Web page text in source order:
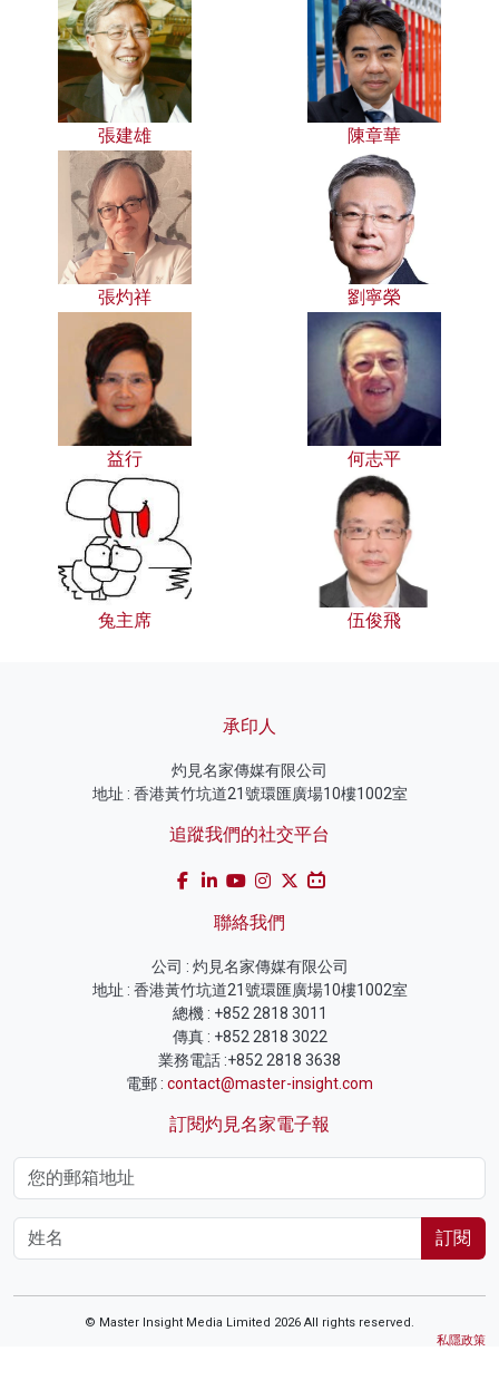
張建雄 陳章華
張灼祥 劉寧榮
益行 何志平
兔主席 伍俊飛
承印人
灼見名家傳媒有限公司
地址 : 香港黃竹坑道21號環匯廣場10樓1002室
追蹤我們的社交平台
聯絡我們
公司 : 灼見名家傳媒有限公司
地址 : 香港黃竹坑道21號環匯廣場10樓1002室
總機 : +852 2818 3011
傳真 : +852 2818 3022
業務電話 :+852 2818 3638
電郵 : contact@master-insight.com
訂閱灼見名家電子報
訂閱
© Master Insight Media Limited 2026 All rights reserved.
私隱政策